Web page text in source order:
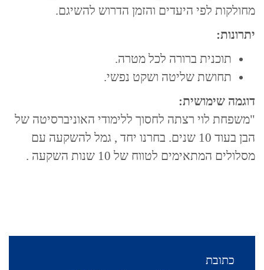
מחולקות לפי היעדים והזמן הדרוש להשיגם.
יתרונות:
תוכנית ברורה לכל מטרה.
תחושת שליטה ושקט נפשי.
דוגמה שימושית:
"משפחת לוי רצתה לחסוך ללימודי האוניברסיטה של
הבן בעוד 10 שנים. בחרנו יחד , גמל להשקעה עם
מסלולים המתאימים לטווח של 10 שנות השקעה .
כתובת